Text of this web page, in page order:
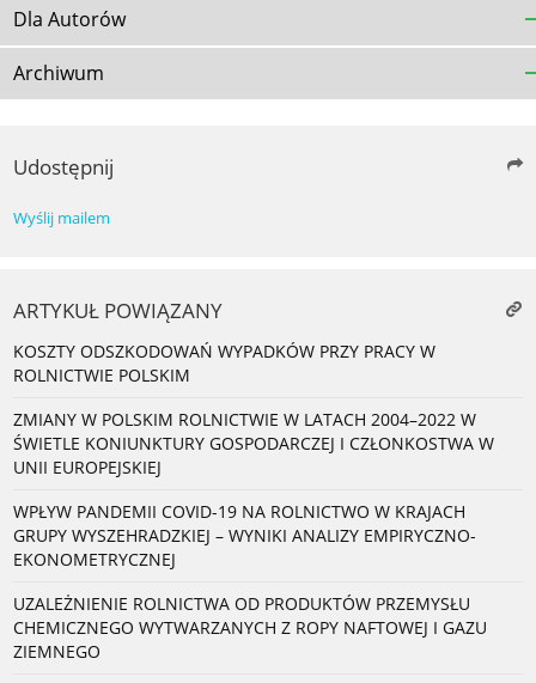
Dla Autorów
Archiwum
Udostępnij
Wyślij mailem
ARTYKUŁ POWIĄZANY
KOSZTY ODSZKODOWAŃ WYPADKÓW PRZY PRACY W
ROLNICTWIE POLSKIM
ZMIANY W POLSKIM ROLNICTWIE W LATACH 2004–2022 W
ŚWIETLE KONIUNKTURY GOSPODARCZEJ I CZŁONKOSTWA W
UNII EUROPEJSKIEJ
WPŁYW PANDEMII COVID-19 NA ROLNICTWO W KRAJACH
GRUPY WYSZEHRADZKIEJ – WYNIKI ANALIZY EMPIRYCZNO-
EKONOMETRYCZNEJ
UZALEŻNIENIE ROLNICTWA OD PRODUKTÓW PRZEMYSŁU
CHEMICZNEGO WYTWARZANYCH Z ROPY NAFTOWEJ I GAZU
ZIEMNEGO